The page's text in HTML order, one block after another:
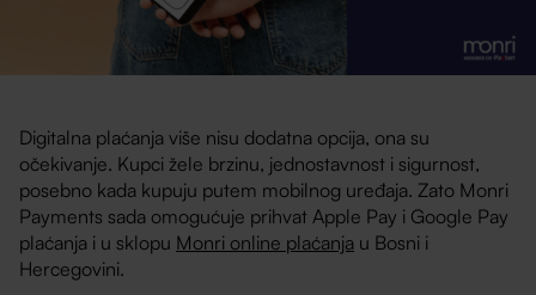
Digitalna plaćanja više nisu dodatna opcija, ona su
očekivanje. Kupci žele brzinu, jednostavnost i sigurnost,
posebno kada kupuju putem mobilnog uređaja. Zato Monri
Payments sada omogućuje prihvat Apple Pay i Google Pay
plaćanja i u sklopu Monri online plaćanja u Bosni i
Hercegovini.